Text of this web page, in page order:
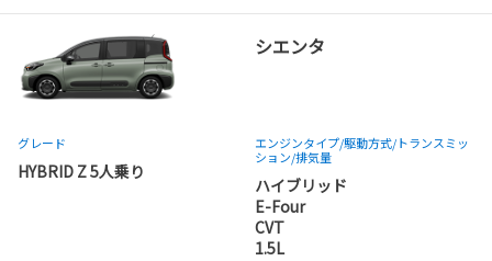
シエンタ
グレード
HYBRID Z 5人乗り
エンジンタイプ/駆動方式/トランスミッ
ション/排気量
ハイブリッド
E-Four
CVT
1.5L